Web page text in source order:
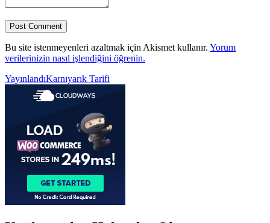
Bu site istenmeyenleri azaltmak için Akismet kullanır. Yorum
verilerinizin nasıl işlendiğini öğrenin.
Yazı
gezinmesi
YayınlandıKarnıyarık Tarifi